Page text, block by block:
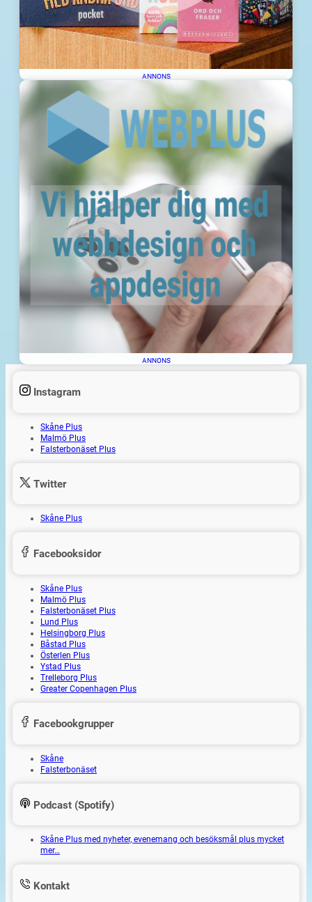
ANNONS
ANNONS
Instagram
Skåne Plus
Malmö Plus
Falsterbonäset Plus
Twitter
Skåne Plus
Facebooksidor
Skåne Plus
Malmö Plus
Falsterbonäset Plus
Lund Plus
Helsingborg Plus
Båstad Plus
Österlen Plus
Ystad Plus
Trelleborg Plus
Greater Copenhagen Plus
Facebookgrupper
Skåne
Falsterbonäset
Podcast (Spotify)
Skåne Plus med nyheter, evenemang och besöksmål plus mycket
mer…
Kontakt